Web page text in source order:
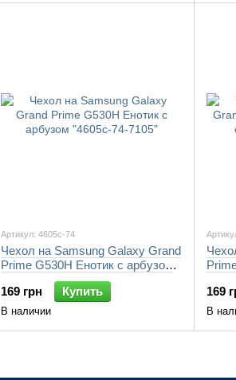
Артикул: 4605c-74
Чехол на Samsung Galaxy Grand
Prime G530H Енотик с арбузом
"4605c-74-7105"
169 грн
Купить
В наличии
169
В